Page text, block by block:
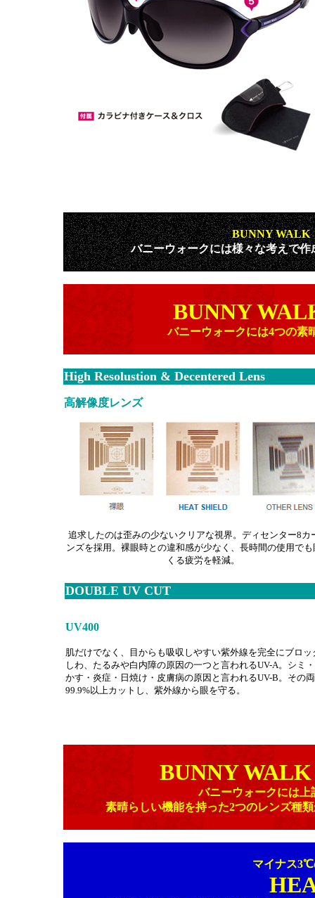
BUNNY WALK
バニーウォークには様々な考えで
BUNNY
バニーウォークには4つの素
High Resolustion & Decentered Lens
高解像度レンズ
追求したのは歪みの少ないクリアな視界。ディセンター8カ
ンズを採用。裸眼時との違和感が少なく、長時間の使用でも
くる疲労を軽減。
DOUBLE UV CUT
UV400
肌だけでなく、目からも吸収しやすい紫外線を完全にブロッ
しわ、たるみや白内障の原因の一つと言われるUV-A。シミ
かす・炎症・日焼け・皮膚病の原因と言われるUV-B。その
99.9%以上カットし、紫外線から眼を守る。
BUNNY
バニーウォークには
素晴らしい機能を持った2つのレンズ種
マイナス3℃